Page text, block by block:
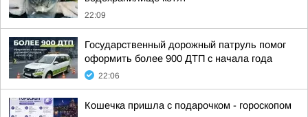
22:09
Государственный дорожный патруль помог
оформить более 900 ДТП с начала года
22:06
Кошечка пришла с подарочком - гороскопом